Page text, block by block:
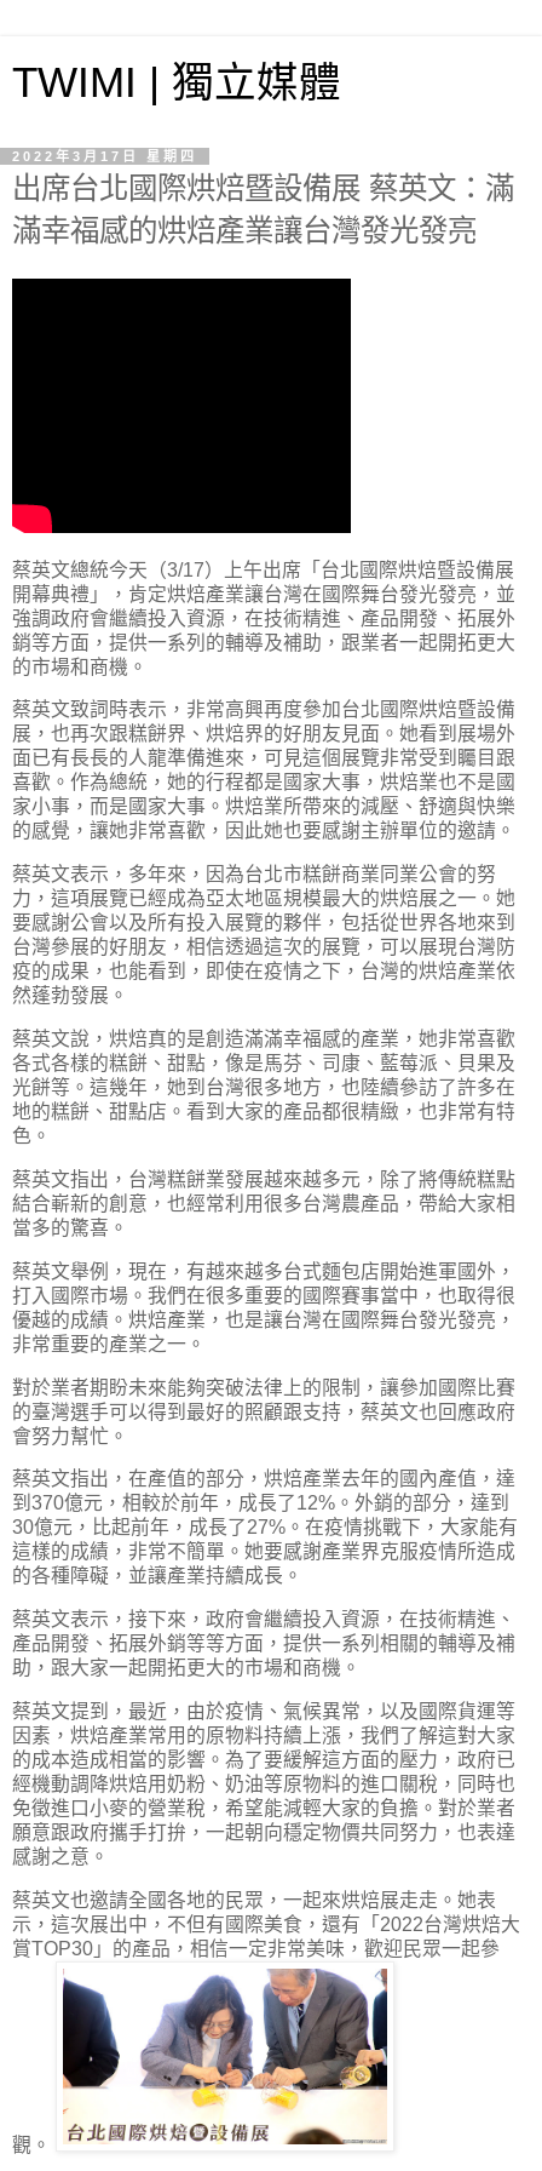
TWIMI | 獨立媒體
2022年3月17日 星期四
出席台北國際烘焙暨設備展 蔡英文：滿
滿幸福感的烘焙產業讓台灣發光發亮
蔡英文總統今天（3/17）上午出席「台北國際烘焙暨設備展
開幕典禮」，肯定烘焙產業讓台灣在國際舞台發光發亮，並
強調政府會繼續投入資源，在技術精進、產品開發、拓展外
銷等方面，提供一系列的輔導及補助，跟業者一起開拓更大
的市場和商機。
蔡英文致詞時表示，非常高興再度參加台北國際烘焙暨設備
展，也再次跟糕餅界、烘焙界的好朋友見面。她看到展場外
面已有長長的人龍準備進來，可見這個展覽非常受到矚目跟
喜歡。作為總統，她的行程都是國家大事，烘焙業也不是國
家小事，而是國家大事。烘焙業所帶來的減壓、舒適與快樂
的感覺，讓她非常喜歡，因此她也要感謝主辦單位的邀請。
蔡英文表示，多年來，因為台北市糕餅商業同業公會的努
力，這項展覽已經成為亞太地區規模最大的烘焙展之一。她
要感謝公會以及所有投入展覽的夥伴，包括從世界各地來到
台灣參展的好朋友，相信透過這次的展覽，可以展現台灣防
疫的成果，也能看到，即使在疫情之下，台灣的烘焙產業依
然蓬勃發展。
蔡英文說，烘焙真的是創造滿滿幸福感的產業，她非常喜歡
各式各樣的糕餅、甜點，像是馬芬、司康、藍莓派、貝果及
光餅等。這幾年，她到台灣很多地方，也陸續參訪了許多在
地的糕餅、甜點店。看到大家的產品都很精緻，也非常有特
色。
蔡英文指出，台灣糕餅業發展越來越多元，除了將傳統糕點
結合嶄新的創意，也經常利用很多台灣農產品，帶給大家相
當多的驚喜。
蔡英文舉例，現在，有越來越多台式麵包店開始進軍國外，
打入國際市場。我們在很多重要的國際賽事當中，也取得很
優越的成績。烘焙產業，也是讓台灣在國際舞台發光發亮，
非常重要的產業之一。
對於業者期盼未來能夠突破法律上的限制，讓參加國際比賽
的臺灣選手可以得到最好的照顧跟支持，蔡英文也回應政府
會努力幫忙。
蔡英文指出，在產值的部分，烘焙產業去年的國內產值，達
到370億元，相較於前年，成長了12%。外銷的部分，達到
30億元，比起前年，成長了27%。在疫情挑戰下，大家能有
這樣的成績，非常不簡單。她要感謝產業界克服疫情所造成
的各種障礙，並讓產業持續成長。
蔡英文表示，接下來，政府會繼續投入資源，在技術精進、
產品開發、拓展外銷等等方面，提供一系列相關的輔導及補
助，跟大家一起開拓更大的市場和商機。
蔡英文提到，最近，由於疫情、氣候異常，以及國際貨運等
因素，烘焙產業常用的原物料持續上漲，我們了解這對大家
的成本造成相當的影響。為了要緩解這方面的壓力，政府已
經機動調降烘焙用奶粉、奶油等原物料的進口關稅，同時也
免徵進口小麥的營業稅，希望能減輕大家的負擔。對於業者
願意跟政府攜手打拚，一起朝向穩定物價共同努力，也表達
感謝之意。
蔡英文也邀請全國各地的民眾，一起來烘焙展走走。她表
示，這次展出中，不但有國際美食，還有「2022台灣烘焙大
賞TOP30」的產品，相信一定非常美味，歡迎民眾一起參
觀。